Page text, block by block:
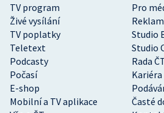
TV program
Pro
Živé vysílání
TV poplatky
Studio
Teletext
Studio
Podcasty
Rada
Počasí
Kariéra
E-shop
Mobilní a TV aplikace
Časté